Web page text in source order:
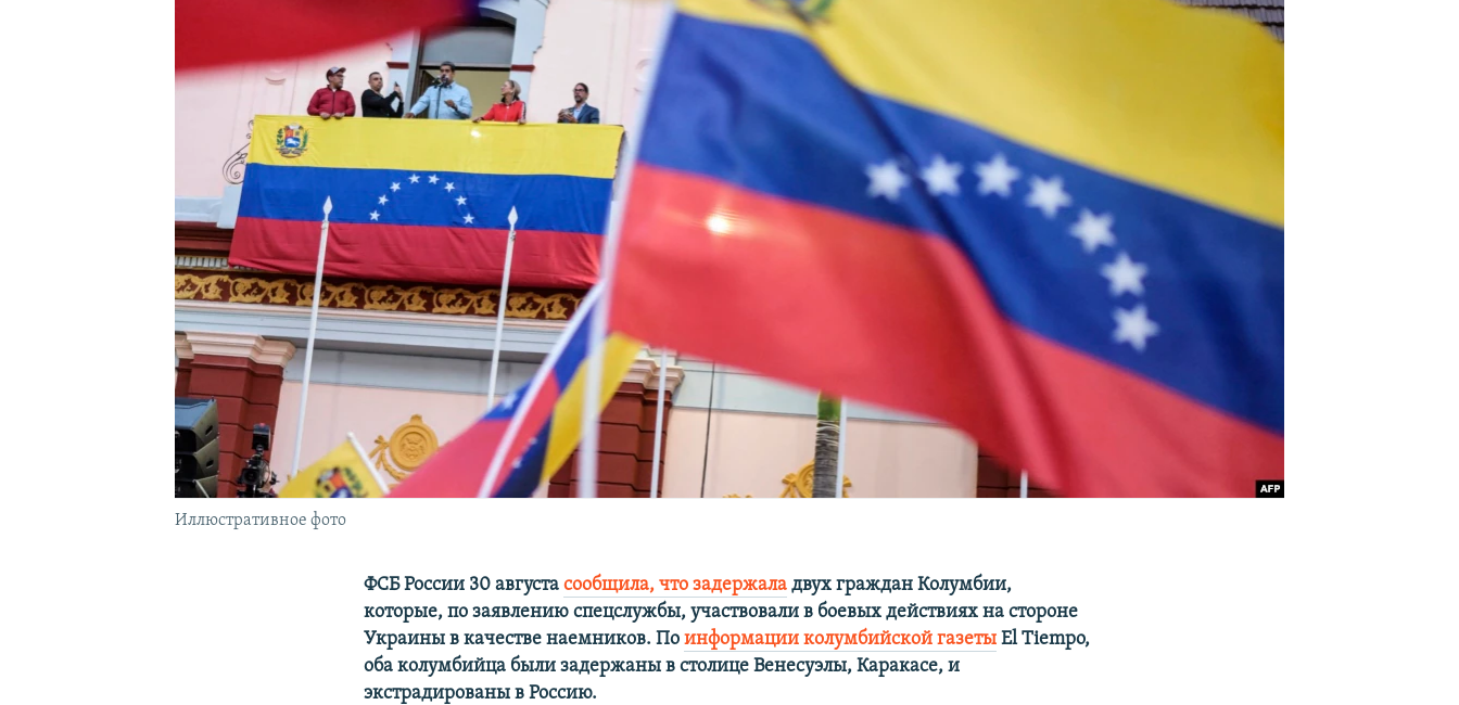
Иллюстративное фото
ФСБ России 30 августасообщила, что задержала двух граждан Колумбии,
которые, по заявлению спецслужбы, участвовали в боевых действиях на стороне
Украины в качестве наемников. Поинформации колумбийской газеты El Tiempo,
оба колумбийца были задержаны в столице Венесуэлы, Каракасе, и
экстрадированы в Россию.